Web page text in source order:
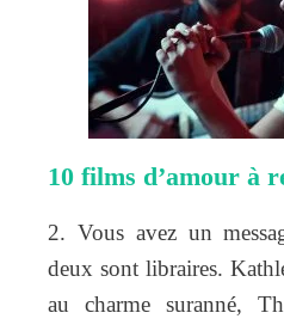
10 films d’amour à
2. Vous avez un
deux sont libraires.
au charme suranné,